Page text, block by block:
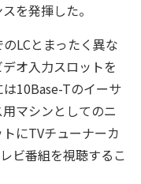
を発揮した。
LCとまったく異な
オ入力スロットを
10Base-Tのイーサ
マシンとしてのニ
にTVチューナーカ
ビ番組を視聴するこ